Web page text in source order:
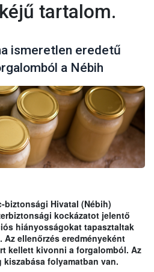
tartalom.
ismeretlen eredetű
a Nébih
biztonsági Hivatal (Nébih)
kockázatot jelentő
hiányosságokat tapasztaltak
ellenőrzés eredményeként
kellett kivonni a forgalomból. Az
folyamatban van.